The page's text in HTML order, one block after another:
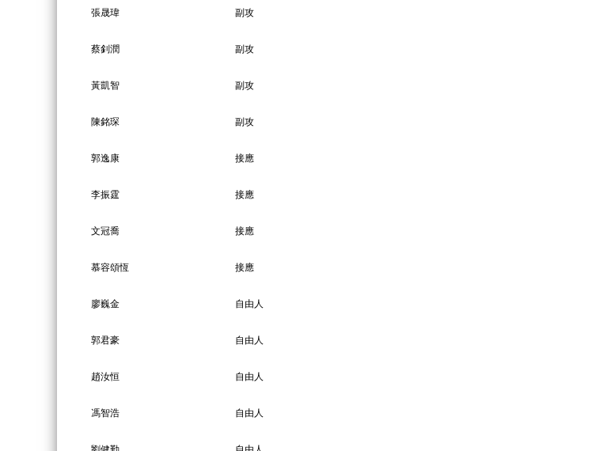
張晟瑋 副攻
蔡釗潤 副攻
黃凱智 副攻
陳銘琛 副攻
郭逸康 接應
李振霆 接應
文冠喬 接應
慕容頌恆 接應
廖巍金 自由人
郭君豪 自由人
趙汝恒 自由人
馮智浩 自由人